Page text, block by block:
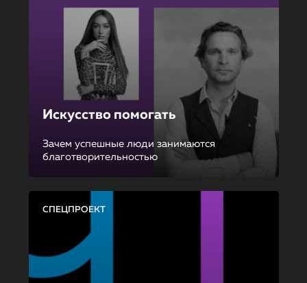
Искусство помогать
Зачем успешные люди занимаются
благотворительностью
СПЕЦПРОЕКТ